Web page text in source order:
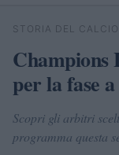
Cerca
STORIA DEL CALCIO
Champions
per la fase
Scopri gli arbitri
programma questa